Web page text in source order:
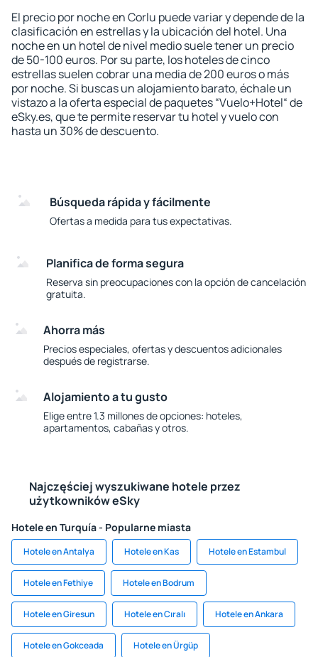
El precio por noche en Corlu puede variar y depende de la
clasificación en estrellas y la ubicación del hotel. Una
noche en un hotel de nivel medio suele tener un precio
de 50-100 euros. Por su parte, los hoteles de cinco
estrellas suelen cobrar una media de 200 euros o más
por noche. Si buscas un alojamiento barato, échale un
vistazo a la oferta especial de paquetes “Vuelo+Hotel“ de
eSky.es, que te permite reservar tu hotel y vuelo con
hasta un 30% de descuento.
Búsqueda rápida y fácilmente
Ofertas a medida para tus expectativas.
Planifica de forma segura
Reserva sin preocupaciones con la opción de cancelación
gratuita.
Ahorra más
Precios especiales, ofertas y descuentos adicionales
después de registrarse.
Alojamiento a tu gusto
Elige entre 1.3 millones de opciones: hoteles,
apartamentos, cabañas y otros.
Najczęściej wyszukiwane hotele przez
użytkowników eSky
Hotele en Turquía - Popularne miasta
Hotele en Antalya Hotele en Kas Hotele en Estambul
Hotele en Fethiye Hotele en Bodrum
Hotele en Giresun Hotele en Cıralı Hotele en Ankara
Hotele en Gokceada Hotele en Ürgüp